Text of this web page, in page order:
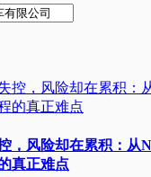
，风险却在累积：从
真正难点